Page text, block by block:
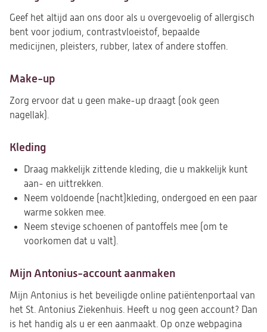
Geef het altijd aan ons door als u overgevoelig of allergisch
bent voor jodium, contrastvloeistof, bepaalde
medicijnen, pleisters, rubber, latex of andere stoffen.
Make-up
Zorg ervoor dat u geen make-up draagt (ook geen
nagellak).
Kleding
Draag makkelijk zittende kleding, die u makkelijk kunt
aan- en uittrekken.
Neem voldoende (nacht)kleding, ondergoed en een paar
warme sokken mee.
Neem stevige schoenen of pantoffels mee (om te
voorkomen dat u valt).
Mijn Antonius-account aanmaken
Mijn Antonius is het beveiligde online patiëntenportaal van
het St. Antonius Ziekenhuis. Heeft u nog geen account? Dan
is het handig als u er een aanmaakt. Op onze webpagina